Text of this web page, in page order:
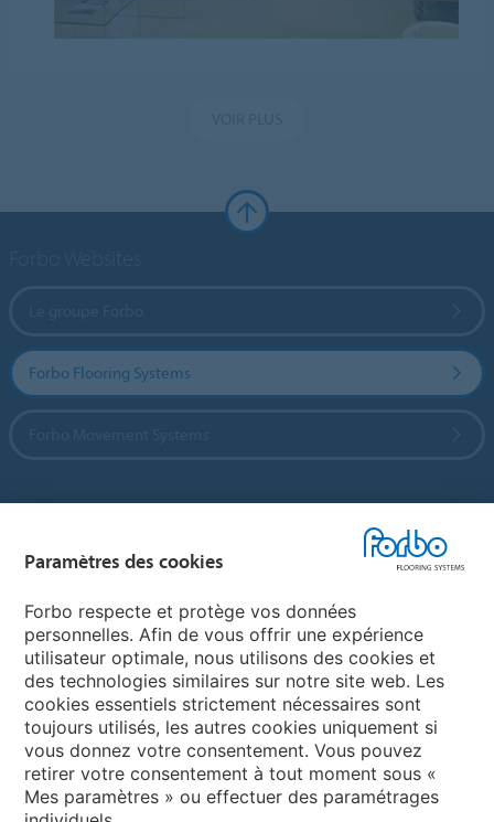
Forbo Flooring Systems
My Forbo
Contact dans le monde
Ajustement net
Paramètres des cookies
Forbo respecte et protège vos données
personnelles. Afin de vous offrir une expérience
utilisateur optimale, nous utilisons des cookies et
des technologies similaires sur notre site web. Les
cookies essentiels strictement nécessaires sont
toujours utilisés, les autres cookies uniquement si
vous donnez votre consentement. Vous pouvez
retirer votre consentement à tout moment sous «
Mes paramètres » ou effectuer des paramétrages